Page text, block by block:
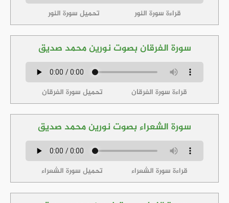
قراءة سورة النور تحميل سورة النور
سورة الفرقان بصوت نورين محمد صديق
قراءة سورة الفرقان تحميل سورة الفرقان
سورة الشعراء بصوت نورين محمد صديق
قراءة سورة الشعراء تحميل سورة الشعراء